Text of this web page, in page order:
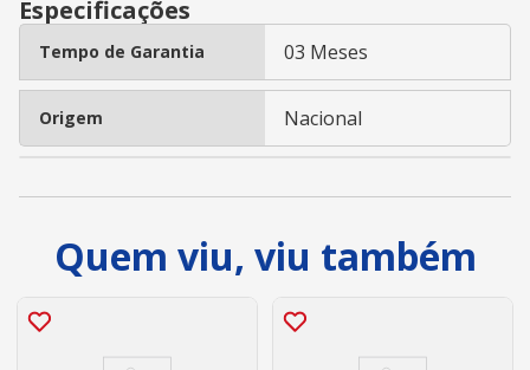
Especificações
Tempo de Garantia 03 Meses
Origem Nacional
Quem viu, viu também